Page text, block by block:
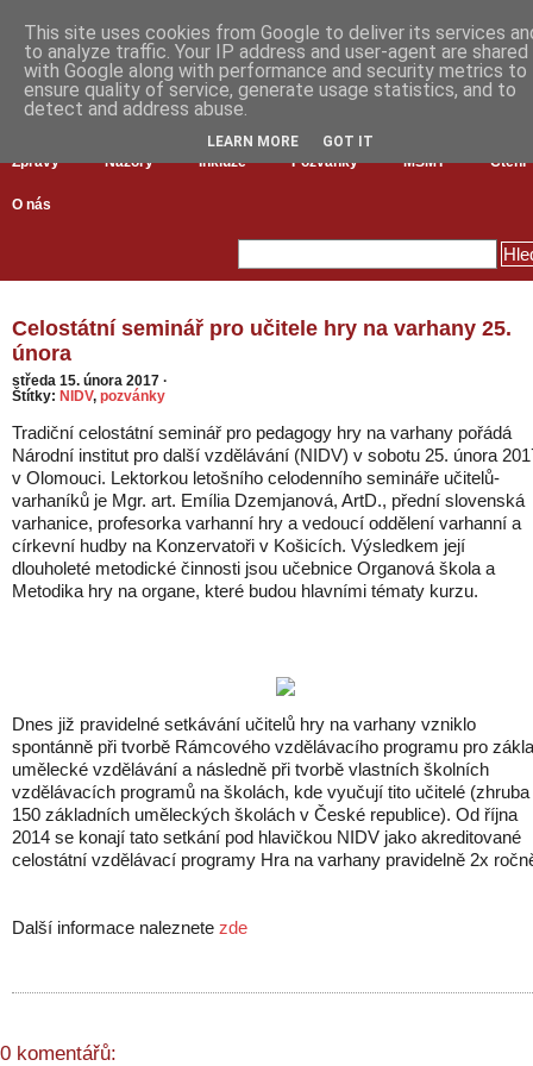
Zprávy Názory Inkluze Pozvánky MŠMT Čtení
O nás
Celostátní seminář pro učitele hry na varhany 25.
února
středa 15. února 2017 ·
Štítky: NIDV, pozvánky
Tradiční celostátní seminář pro pedagogy hry na varhany pořádá
Národní institut pro další vzdělávání (NIDV) v sobotu 25. února
v Olomouci. Lektorkou letošního celodenního semináře učitelů-
varhaníků je Mgr. art. Emília Dzemjanová, ArtD., přední slovenská
varhanice, profesorka varhanní hry a vedoucí oddělení varhanní a
církevní hudby na Konzervatoři v Košicích. Výsledkem její
dlouholeté metodické činnosti jsou učebnice Organová škola a
Metodika hry na organe, které budou hlavními tématy kurzu.
Dnes již pravidelné setkávání učitelů hry na varhany vzniklo
spontánně při tvorbě Rámcového vzdělávacího programu pro
umělecké vzdělávání a následně při tvorbě vlastních školních
vzdělávacích programů na školách, kde vyučují tito učitelé (zhruba
150 základních uměleckých školách v České republice). Od října
2014 se konají tato setkání pod hlavičkou NIDV jako akreditované
celostátní vzdělávací programy Hra na varhany pravidelně 2x
Další informace naleznete zde
0 komentářů:
This site uses cookies from Google to deliver its services
to analyze traffic. Your IP address and user-agent are shared
with Google along with performance and security metrics to
ensure quality of service, generate usage statistics, and to
detect and address abuse.
LEARN MORE GOT IT